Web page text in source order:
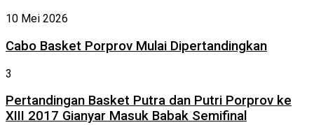
10 Mei 2026
Cabo Basket Porprov Mulai Dipertandingkan
3
Pertandingan Basket Putra dan Putri Porprov ke
XIII 2017 Gianyar Masuk Babak Semifinal